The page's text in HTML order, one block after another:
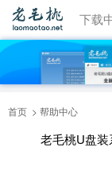
视频教程 下载
首页 帮助中心
老毛桃U盘